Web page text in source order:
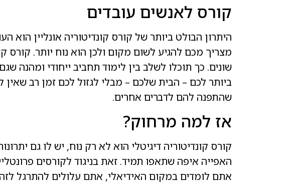
קורס לאנשים עובדים
היתרון הבולט ביותר של קורס קונדיטוריה אונליין
מצריך מכם להגיע לשום מקום ולכן הוא נוח יותר. קורס
שונים. כך תוכלו לשלב בין לימוד תחביב ייחודי ומהנה
ביותר לכם – הבית שלכם – מבלי לגזול לכם זמן רב
שהתפנה להם לדברים אחרים.
אז למה מרחוק?
קורס קונדיטוריה דיגיטלי הוא לא רק נוח, יש לו גם
האפייה איפה שתאפו תמיד. זאת בניגוד לקורסים
אתם לומדים במקום האידיאלי, אתם עלולים להתרגל